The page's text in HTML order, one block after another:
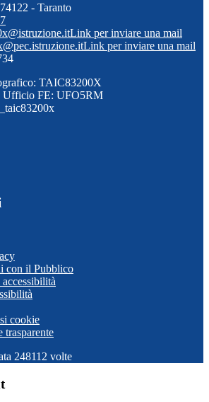
- Taranto
Link per inviare una mail
Link per inviare una mail
TAIC83200X
Ufficio FE: UFO5RM
con il Pubblico
cookie
trasparente
248112 volte